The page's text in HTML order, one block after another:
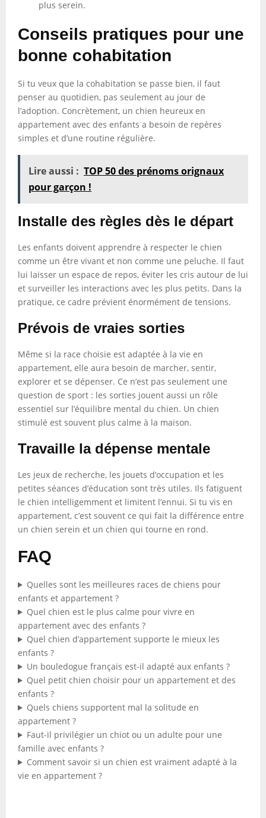
plus serein.
Conseils pratiques pour une
bonne cohabitation
Si tu veux que la cohabitation se passe bien, il faut
penser au quotidien, pas seulement au jour de
l’adoption. Concrètement, un chien heureux en
appartement avec des enfants a besoin de repères
simples et d’une routine régulière.
Lire aussi : TOP 50 des prénoms orignaux
pour garçon !
Installe des règles dès le départ
Les enfants doivent apprendre à respecter le chien
comme un être vivant et non comme une peluche. Il faut
lui laisser un espace de repos, éviter les cris autour de lui
et surveiller les interactions avec les plus petits. Dans la
pratique, ce cadre prévient énormément de tensions.
Prévois de vraies sorties
Même si la race choisie est adaptée à la vie en
appartement, elle aura besoin de marcher, sentir,
explorer et se dépenser. Ce n’est pas seulement une
question de sport : les sorties jouent aussi un rôle
essentiel sur l’équilibre mental du chien. Un chien
stimulé est souvent plus calme à la maison.
Travaille la dépense mentale
Les jeux de recherche, les jouets d’occupation et les
petites séances d’éducation sont très utiles. Ils fatiguent
le chien intelligemment et limitent l’ennui. Si tu vis en
appartement, c’est souvent ce qui fait la différence entre
un chien serein et un chien qui tourne en rond.
FAQ
Quelles sont les meilleures races de chiens pour
enfants et appartement ?
Quel chien est le plus calme pour vivre en
appartement avec des enfants ?
Quel chien d’appartement supporte le mieux les
enfants ?
Un bouledogue français est-il adapté aux enfants ?
Quel petit chien choisir pour un appartement et des
enfants ?
Quels chiens supportent mal la solitude en
appartement ?
Faut-il privilégier un chiot ou un adulte pour une
famille avec enfants ?
Comment savoir si un chien est vraiment adapté à la
vie en appartement ?